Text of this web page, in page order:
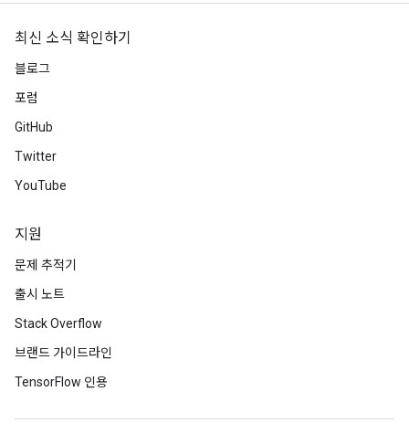
최신 소식 확인하기
블로그
포럼
GitHub
Twitter
YouTube
지원
문제 추적기
출시 노트
Stack Overflow
브랜드 가이드라인
TensorFlow 인용